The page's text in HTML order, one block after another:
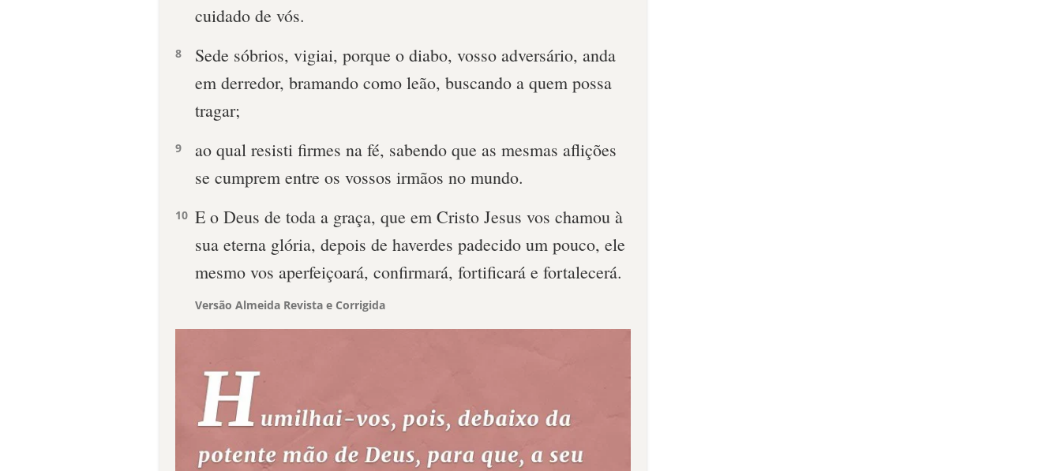
cuidado de vós.
8
Sede sóbrios, vigiai, porque o diabo, vosso adversário, anda
em derredor, bramando como leão, buscando a quem possa
tragar;
9
ao qual resisti firmes na fé, sabendo que as mesmas aflições
se cumprem entre os vossos irmãos no mundo.
10 E o Deus de toda a graça, que em Cristo Jesus vos chamou à
sua eterna glória, depois de haverdes padecido um pouco, ele
mesmo vos aperfeiçoará, confirmará, fortificará e fortalecerá.
Versão Almeida Revista e Corrigida